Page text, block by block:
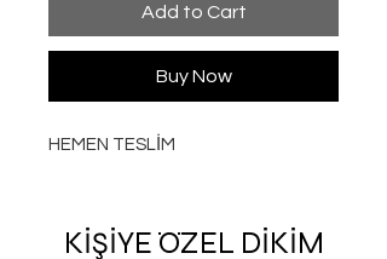
Add to Cart
Buy Now
HEMEN TESLİM
KİŞİYE ÖZEL DİKİM